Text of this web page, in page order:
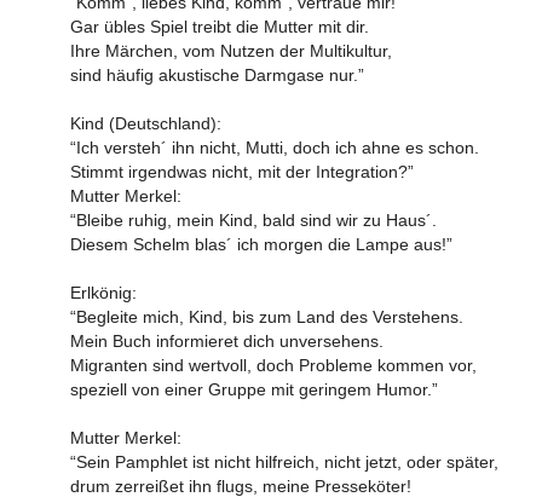
Gar übles Spiel treibt die Mutter mit dir.
Ihre Märchen, vom Nutzen der Multikultur,
sind häufig akustische Darmgase nur.”
Kind (Deutschland):
“Ich versteh´ ihn nicht, Mutti, doch ich ahne es schon.
Stimmt irgendwas nicht, mit der Integration?”
Mutter Merkel:
“Bleibe ruhig, mein Kind, bald sind wir zu Haus´.
Diesem Schelm blas´ ich morgen die Lampe aus!”
Erlkönig:
“Begleite mich, Kind, bis zum Land des Verstehens.
Mein Buch informieret dich unversehens.
Migranten sind wertvoll, doch Probleme kommen vor,
speziell von einer Gruppe mit geringem Humor.”
Mutter Merkel:
“Sein Pamphlet ist nicht hilfreich, nicht jetzt, oder später,
drum zerreißet ihn flugs, meine Presseköter!